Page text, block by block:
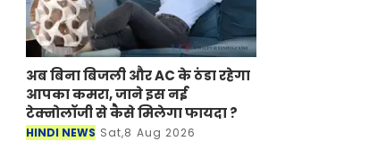
अब बिना बिजली और AC के ठंडा रहेगा
आपका कमरा, जाने इस नई
टेक्नोलॉजी से कैसे मिलेगा फायदा ?
HINDI NEWS Sat,8 Aug 2026